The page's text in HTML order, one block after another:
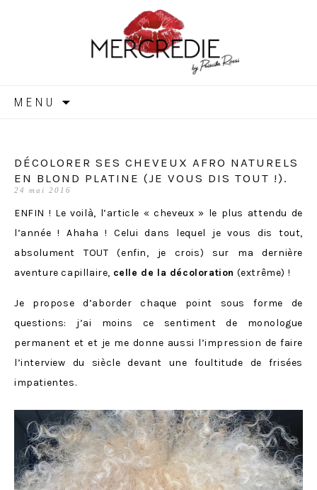
MERCREDIE
MENU
DÉCOLORER SES CHEVEUX AFRO NATURELS
EN BLOND PLATINE (JE VOUS DIS TOUT !).
24 mai 2016
ENFIN ! Le voilà, l’article « cheveux » le plus attendu de
l’année ! Ahaha ! Celui dans lequel je vous dis tout,
absolument TOUT (enfin, je crois) sur ma dernière
aventure capillaire, celle de la décoloration (extrême) !
Je propose d’aborder chaque point sous forme de
questions: j’ai moins ce sentiment de monologue
permanent et et je me donne aussi l’impression de faire
l’interview du siècle devant une foultitude de frisées
impatientes.